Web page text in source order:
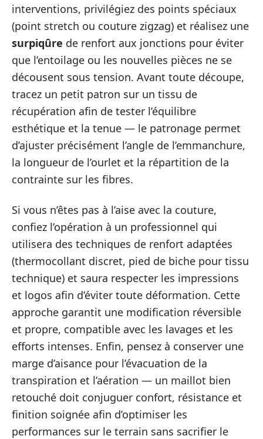
interventions, privilégiez des points spéciaux
(point stretch ou couture zigzag) et réalisez une
surpiqûre de renfort aux jonctions pour éviter
que l’entoilage ou les nouvelles pièces ne se
décousent sous tension. Avant toute découpe,
tracez un petit patron sur un tissu de
récupération afin de tester l’équilibre
esthétique et la tenue — le patronage permet
d’ajuster précisément l’angle de l’emmanchure,
la longueur de l’ourlet et la répartition de la
contrainte sur les fibres.
Si vous n’êtes pas à l’aise avec la couture,
confiez l’opération à un professionnel qui
utilisera des techniques de renfort adaptées
(thermocollant discret, pied de biche pour tissu
technique) et saura respecter les impressions
et logos afin d’éviter toute déformation. Cette
approche garantit une modification réversible
et propre, compatible avec les lavages et les
efforts intenses. Enfin, pensez à conserver une
marge d’aisance pour l’évacuation de la
transpiration et l’aération — un maillot bien
retouché doit conjuguer confort, résistance et
finition soignée afin d’optimiser les
performances sur le terrain sans sacrifier le